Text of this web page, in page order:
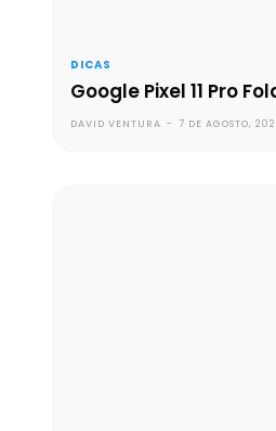
DICAS
Google Pixel 11 Pro
DAVID VENTURA - 7 DE AGOSTO,